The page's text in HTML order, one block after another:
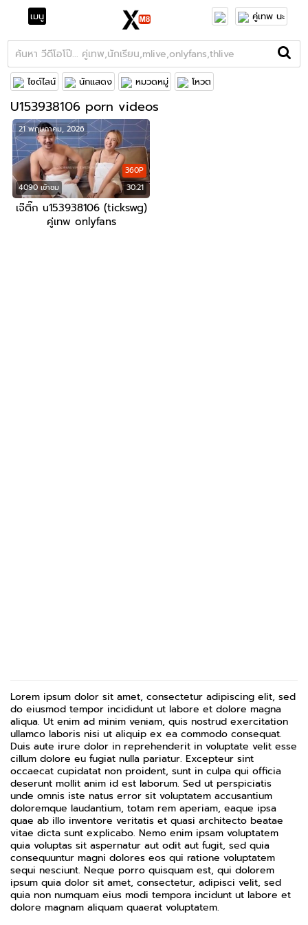
เมนู คู่เทพ นะ
ไซด์ไลน์ นักแสดง หมวดหมู่ โหวต
U153938106 porn videos
4090 เข้าชม 30:21
360P
21 พฤษภาคม, 2026
เจ๊ติ๊ก u153938106 (tickswg)
คู่เทพ onlyfans
Lorem ipsum dolor sit amet, consectetur adipiscing elit, sed
do eiusmod tempor incididunt ut labore et dolore magna
aliqua. Ut enim ad minim veniam, quis nostrud exercitation
ullamco laboris nisi ut aliquip ex ea commodo consequat.
Duis aute irure dolor in reprehenderit in voluptate velit esse
cillum dolore eu fugiat nulla pariatur. Excepteur sint
occaecat cupidatat non proident, sunt in culpa qui officia
deserunt mollit anim id est laborum. Sed ut perspiciatis
unde omnis iste natus error sit voluptatem accusantium
doloremque laudantium, totam rem aperiam, eaque ipsa
quae ab illo inventore veritatis et quasi architecto beatae
vitae dicta sunt explicabo. Nemo enim ipsam voluptatem
quia voluptas sit aspernatur aut odit aut fugit, sed quia
consequuntur magni dolores eos qui ratione voluptatem
sequi nesciunt. Neque porro quisquam est, qui dolorem
ipsum quia dolor sit amet, consectetur, adipisci velit, sed
quia non numquam eius modi tempora incidunt ut labore et
dolore magnam aliquam quaerat voluptatem.